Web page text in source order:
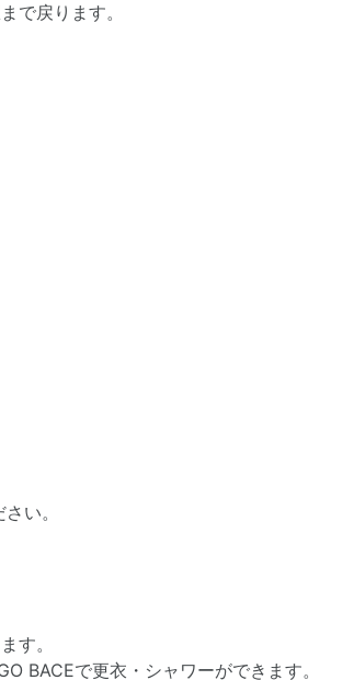
で戻ります。
い。
す。
BACEで更衣・シャワーができます。